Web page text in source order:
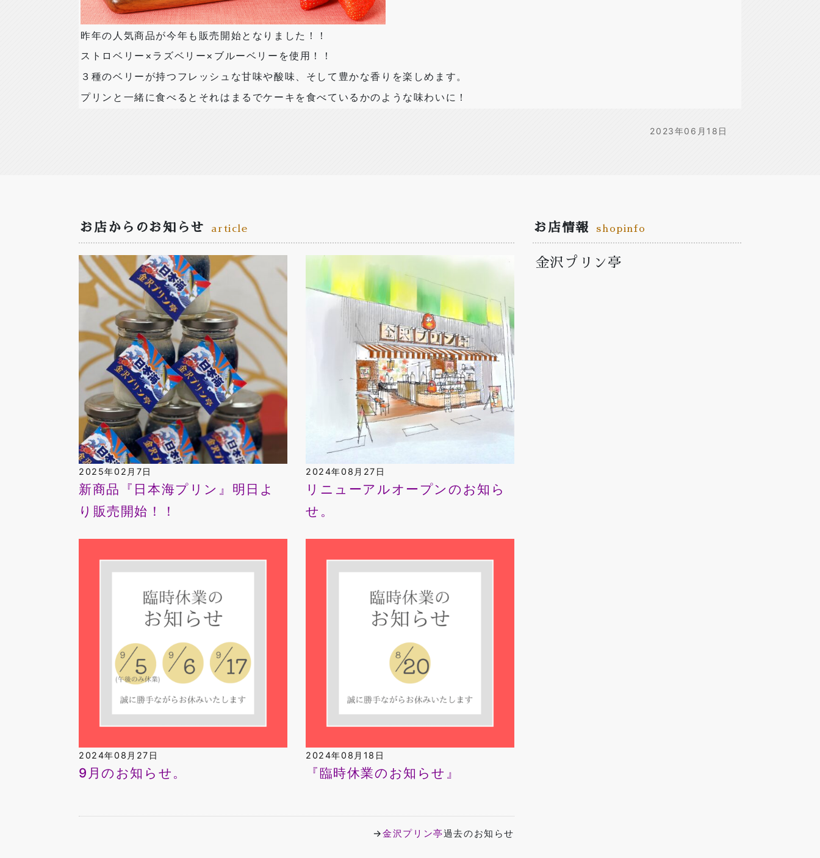
昨年の人気商品が今年も販売開始となりました！！
ストロベリー×ラズベリー×ブルーベリーを使用！！
３種のベリーが持つフレッシュな甘味や酸味、そして豊かな香りを楽しめます。
プリンと一緒に食べるとそれはまるでケーキを食べているかのような味わいに！
2023年06月18日
お店からのお知らせ article
2025年02月7日
新商品『日本海プリン』明日よ
り販売開始！！
2024年08月27日
リニューアルオープンのお知ら
せ。
2024年08月27日
9月のお知らせ。
2024年08月18日
『臨時休業のお知らせ』
→金沢プリン亭過去のお知らせ
お店情報 shopinfo
金沢プリン亭